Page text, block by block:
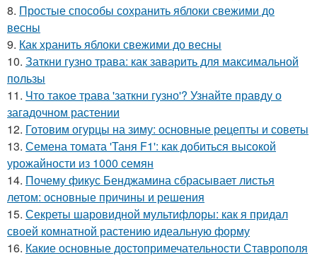
8. Простые способы сохранить яблоки свежими до
весны
9. Как хранить яблоки свежими до весны
10. Заткни гузно трава: как заварить для максимальной
пользы
11. Что такое трава 'заткни гузно'? Узнайте правду о
загадочном растении
12. Готовим огурцы на зиму: основные рецепты и советы
13. Семена томата 'Таня F1': как добиться высокой
урожайности из 1000 семян
14. Почему фикус Бенджамина сбрасывает листья
летом: основные причины и решения
15. Секреты шаровидной мультифлоры: как я придал
своей комнатной растению идеальную форму
16. Какие основные достопримечательности Ставрополя